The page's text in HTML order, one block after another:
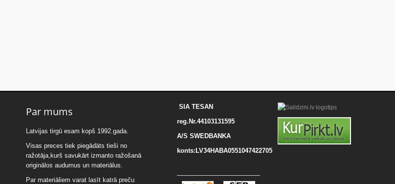
Par mums
Latvijas tirgū esam kopš 1992.gada.
Visas preces tiek piegādāts tieši no
ražotāja,kurš savukārt izmanto ražošanā
originālos audumus un materiālus.
Par materiāliem varat lasīt katrā preču
SIA TESAN
reg.Nr.44103131595
A/S SWEDBANKA
konts:LV34HABA0551047422705